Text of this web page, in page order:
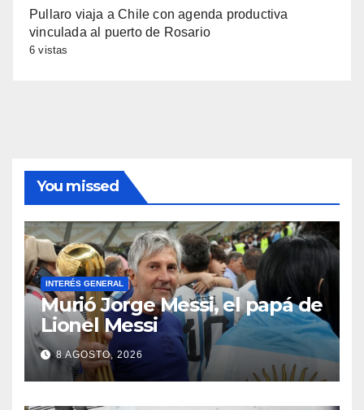
Pullaro viaja a Chile con agenda productiva
vinculada al puerto de Rosario
6 vistas
You missed
INTERÉS GENERAL
Murió Jorge Messi, el papá de
Lionel Messi
8 AGOSTO, 2026